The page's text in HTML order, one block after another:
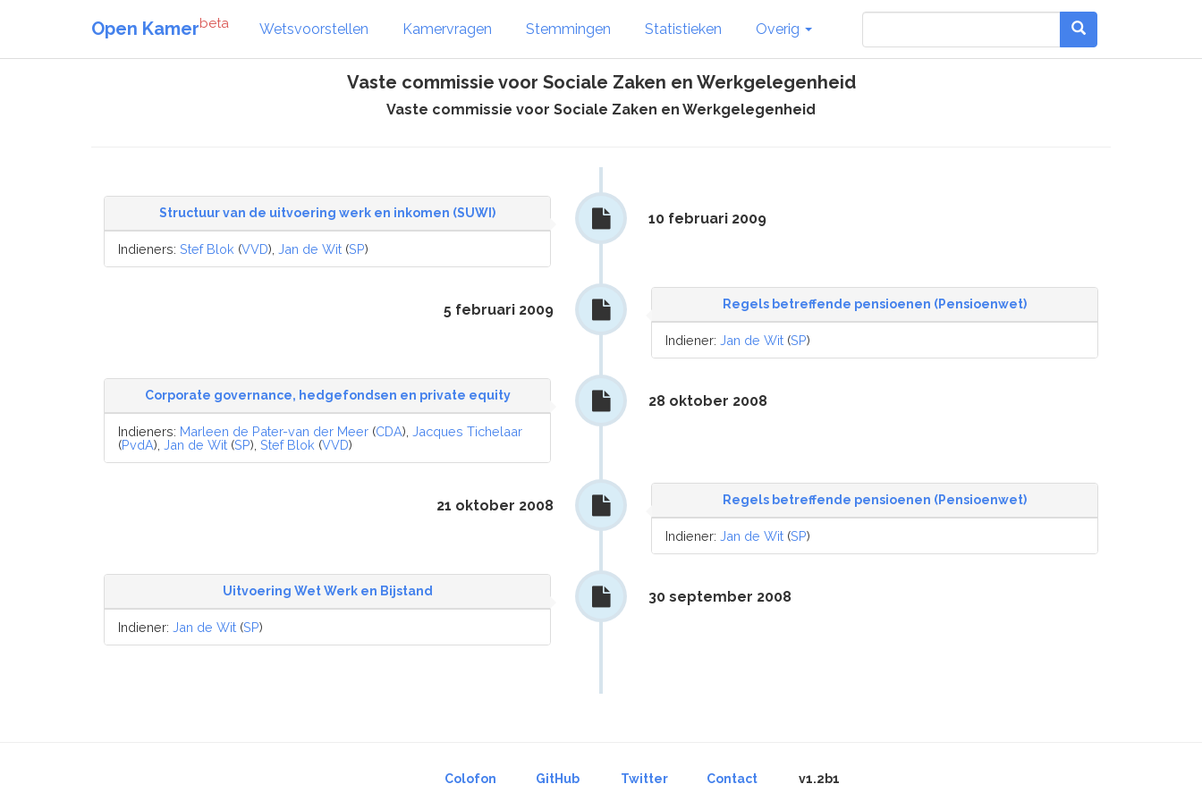
Open Kamerbeta Wetsvoorstellen Kamervragen Stemmingen Statistieken Overig
Vaste commissie voor Sociale Zaken en Werkgelegenheid
Vaste commissie voor Sociale Zaken en Werkgelegenheid
Structuur van de uitvoering werk en inkomen (SUWI)
Indieners:Stef Blok (VVD),Jan de Wit (SP)
10 februari 2009
Regels betreffende pensioenen (Pensioenwet)
Indiener: Jan de Wit(SP)
5 februari 2009
Corporate governance, hedgefondsen en private equity
Indieners: Marleen de Pater-van der Meer (CDA),Jacques Tichelaar
(PvdA),Jan de Wit (SP),Stef Blok (VVD)
28 oktober 2008
Regels betreffende pensioenen (Pensioenwet)
Indiener: Jan de Wit(SP)
21 oktober 2008
Uitvoering Wet Werk en Bijstand
Indiener:Jan de Wit (SP)
30 september 2008
Colofon GitHub Twitter Contact v1.2b1